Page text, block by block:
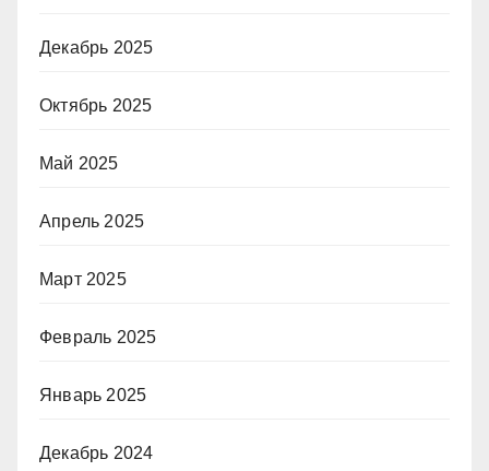
Декабрь 2025
Октябрь 2025
Май 2025
Апрель 2025
Март 2025
Февраль 2025
Январь 2025
Декабрь 2024